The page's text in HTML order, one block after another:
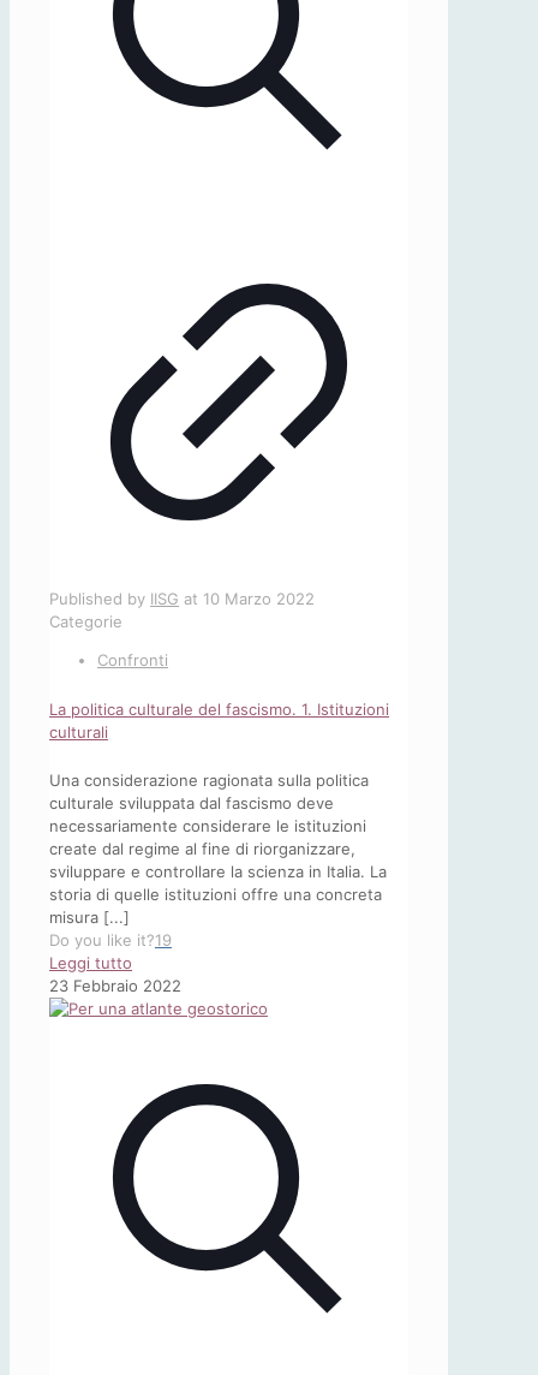
Published by IISG at 10 Marzo 2022
Categorie
Confronti
La politica culturale del fascismo. 1. Istituzioni
culturali
Una considerazione ragionata sulla politica
culturale sviluppata dal fascismo deve
necessariamente considerare le istituzioni
create dal regime al fine di riorganizzare,
sviluppare e controllare la scienza in Italia. La
storia di quelle istituzioni offre una concreta
misura [...]
Do you like it?19
Leggi tutto
La
politica
Istituzioni
culturali
23 Febbraio 2022